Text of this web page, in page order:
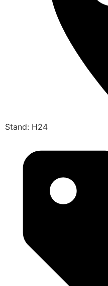
Stand: H24